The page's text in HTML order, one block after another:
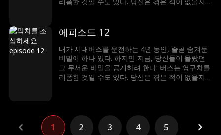
에피소드 12
내가 시내버스를 운전하는 4년 동안, 줄곧 숨겨둔
비밀이 하나 있다. 하지만 지금, 당신들이 몰랐던
그 무서운 비밀을 공개하려 한다: 버스는 영구차를
리폼한 것일 수도 있다. 당신은 겪은 적이 없을지
1 2 3 4 5